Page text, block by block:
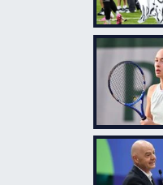
Diğer Spor Dalları